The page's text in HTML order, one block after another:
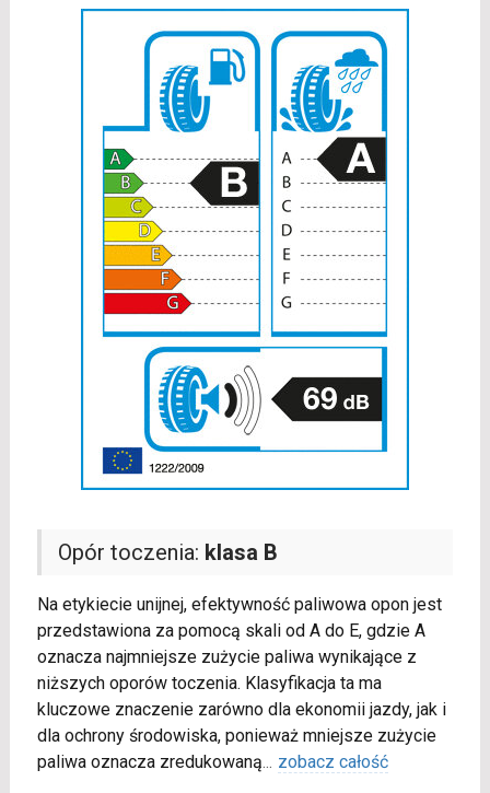
Opór toczenia: klasa B
Na etykiecie unijnej, efektywność paliwowa opon jest
przedstawiona za pomocą skali od A do E, gdzie A
oznacza najmniejsze zużycie paliwa wynikające z
niższych oporów toczenia. Klasyfikacja ta ma
kluczowe znaczenie zarówno dla ekonomii jazdy, jak i
dla ochrony środowiska, ponieważ mniejsze zużycie
paliwa oznacza zredukowaną... zobacz całość